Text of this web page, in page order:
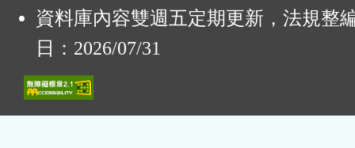
資料庫內容雙週五定期更新，法規整
日：2026/07/31